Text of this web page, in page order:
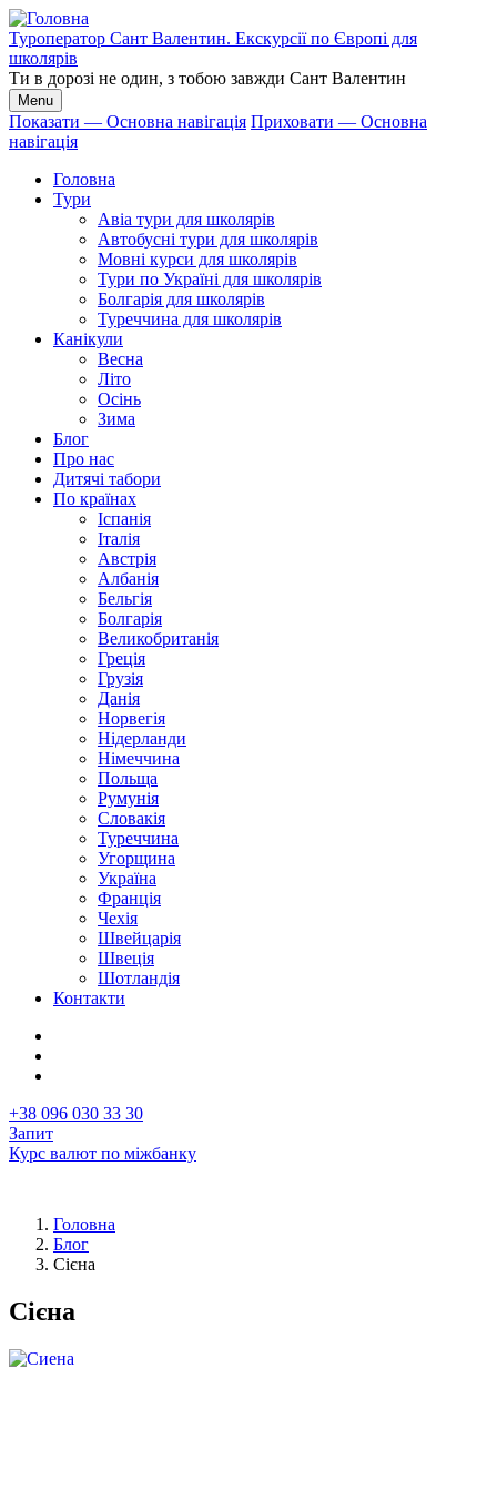
Перейти
до
основного
вмісту
Туроператор Сант Валентин. Екскурсії по Європі для
школярів
Ти в дорозі не один, з тобою завжди Сант Валентин
Menu
Основна
навігація
Показати — Основна навігація Приховати — Основна
навігація
Головна
Тури
Авіа тури для школярів
Автобусні тури для школярів
Мовні курси для школярів
Тури по Україні для школярів
Болгарія для школярів
Туреччина для школярів
Канікули
Весна
Літо
Осінь
Зима
Блог
Про нас
Дитячі табори
По країнах
Іспанія
Італія
Австрія
Албанія
Бельгія
Болгарія
Великобританія
Греція
Грузія
Данія
Норвегія
Нідерланди
Німеччина
Польща
Румунія
Словакія
Туреччина
Угорщина
Україна
Франція
Чехія
Швейцарія
Швеція
Шотландія
Контакти
+38 096 030 33 30
Запит
Курс валют по міжбанку
Рядок
Головна
Блог
Сієна
Сієна
Перша
Image